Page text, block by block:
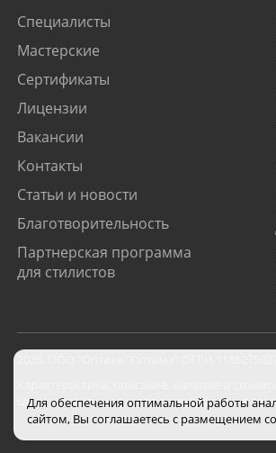
Специалисты
Мастерские
Сертификаты
Лицензии
Вакансии
Контакты
Статьи и новости
Благотворительность
Партнерская программа
для стилистов
Характеристики, описание, наличие и
Цены на сайте могут отличаться от цен в
Для обеспечения оптимальной работы
сайтом, Вы соглашаетесь с размещением